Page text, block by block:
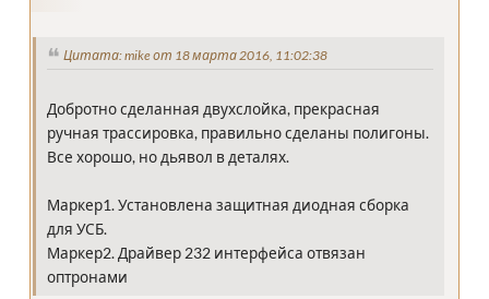
Цитата: mike от 18 марта 2016, 11:02:38
Добротно сделанная двухслойка, прекрасная
ручная трассировка, правильно сделаны полигоны.
Все хорошо, но дьявол в деталях.
Маркер1. Установлена защитная диодная сборка
для УСБ.
Маркер2. Драйвер 232 интерфейса отвязан
оптронами